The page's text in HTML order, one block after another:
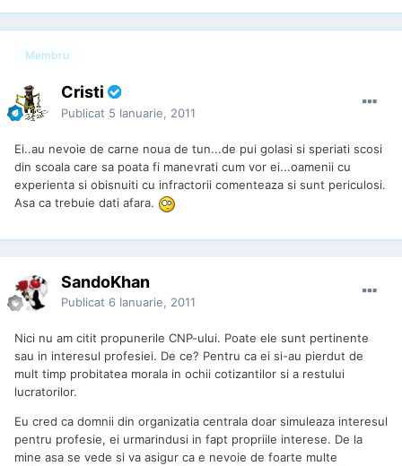
Membru
Cristi
Publicat 5 Ianuarie, 2011
Ei..au nevoie de carne noua de tun...de pui golasi si speriati scosi
din scoala care sa poata fi manevrati cum vor ei...oamenii cu
experienta si obisnuiti cu infractorii comenteaza si sunt periculosi.
Asa ca trebuie dati afara.
SandoKhan
Publicat 6 Ianuarie, 2011
Nici nu am citit propunerile CNP-ului. Poate ele sunt pertinente
sau in interesul profesiei. De ce? Pentru ca ei si-au pierdut de
mult timp probitatea morala in ochii cotizantilor si a restului
lucratorilor.
Eu cred ca domnii din organizatia centrala doar simuleaza interesul
pentru profesie, ei urmarindusi in fapt propriile interese. De la
mine asa se vede si va asigur ca e nevoie de foarte multe